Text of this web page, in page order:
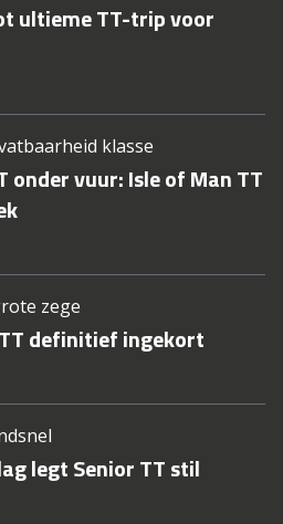
ultieme TT-trip voor
klasse
onder vuur: Isle of Man TT
zege
definitief ingekort
legt Senior TT stil